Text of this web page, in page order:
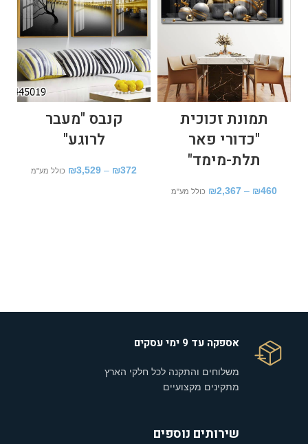
תמונת זכוכית
"כדורי פאר
תלת-מימד"
₪460
–
₪2,367 כולל מע"מ
קנבס "מעבר
לרוגע"
₪372
–
₪3,529 כולל מע"מ
אספקה עד 9 ימי עסקים
משלוחים והתקנה לכל חלקי הארץ
מתקינים מקצועיים
שירותים נוספים